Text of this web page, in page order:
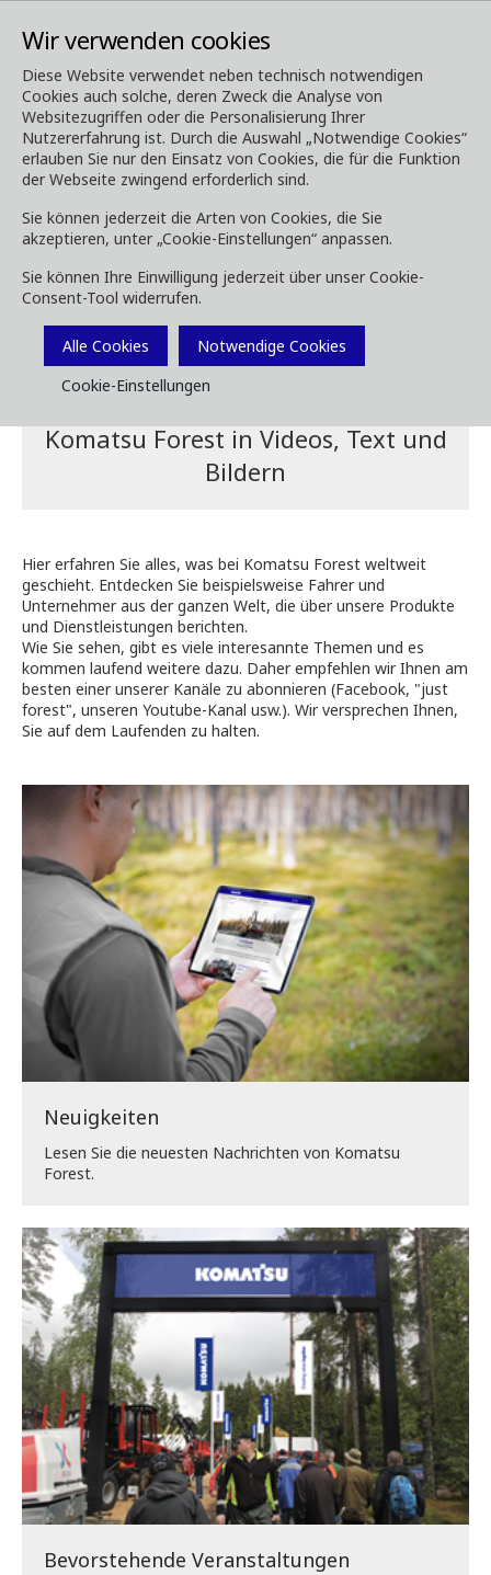
Wir verwenden cookies
Diese Website verwendet neben technisch notwendigen
Cookies auch solche, deren Zweck die Analyse von
Websitezugriffen oder die Personalisierung Ihrer
Nutzererfahrung ist. Durch die Auswahl „Notwendige Cookies“
erlauben Sie nur den Einsatz von Cookies, die für die Funktion
der Webseite zwingend erforderlich sind.
Sie können jederzeit die Arten von Cookies, die Sie
akzeptieren, unter „Cookie-Einstellungen“ anpassen.
Sie können Ihre Einwilligung jederzeit über unser Cookie-
Consent-Tool widerrufen.
Alle Cookies
Notwendige Cookies
Cookie-Einstellungen
Media
Media
Komatsu Forest in Videos, Text und
Bildern
Hier erfahren Sie alles, was bei Komatsu Forest weltweit
geschieht. Entdecken Sie beispielsweise Fahrer und
Unternehmer aus der ganzen Welt, die über unsere Produkte
und Dienstleistungen berichten.
Wie Sie sehen, gibt es viele interesannte Themen und es
kommen laufend weitere dazu. Daher empfehlen wir Ihnen am
besten einer unserer Kanäle zu abonnieren (Facebook, "just
forest", unseren Youtube-Kanal usw.). Wir versprechen Ihnen,
Sie auf dem Laufenden zu halten.
Neuigkeiten
Lesen Sie die neuesten Nachrichten von Komatsu
Forest.
Bevorstehende Veranstaltungen